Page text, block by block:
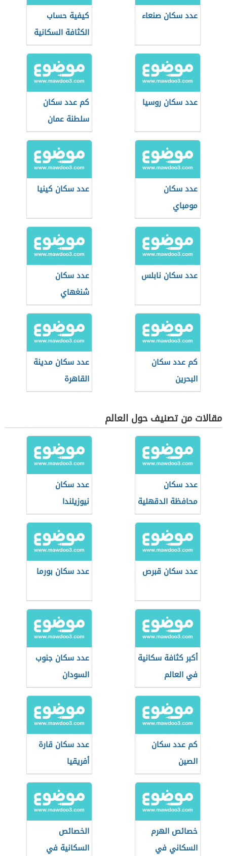
عدد سكان صنعاء
كيفية حساب
الكثافة السكانية
عدد سكان روسيا
كم عدد سكان
سلطنة عمان
عدد سكان
مومباي
عدد سكان كينيا
عدد سكان نابلس
عدد سكان
شنغهاي
كم عدد سكان
البحرين
عدد سكان مدينة
القاهرة
مقالات من تصنيف حول العالم
عدد سكان
محافظة الدقهلية
عدد سكان
نيوزيلندا
عدد سكان قبرص عدد سكان بورما
أكبر كثافة سكانية
في العالم
عدد سكان جنوب
السودان
كم عدد سكان
الصين
عدد سكان قارة
أفريقيا
خصائص الهرم
السكاني في
الخصائص
السكانية في